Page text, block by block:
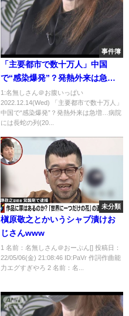
事件簿
「主要都市で数十万人」中国
で“感染爆発”？発熱外来は急
増…病院には長蛇の列(2022年12
月13日)
1:名無しさん＠お腹いっぱい
2022.12.14(Wed) 「主要都市で数十万人」
中国で“感染爆発”？発熱外来は急増…病院
には長蛇の列(20...
未分類
槇原敬之とかいうシャブ漬けお
じさんwww
1 名前：名無しさん＠おーぷん[] 投稿日：
22/05/06(金) 21:08:46 ID:PaVr 作詞作曲能
力エグすぎやろ 2 名前：名...